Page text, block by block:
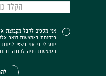
אני מסכים לקבל מקבוצת
פרסומת באמצעות דואר
ידוע לי כי אני רשאי
באמצעות פניה לחברה